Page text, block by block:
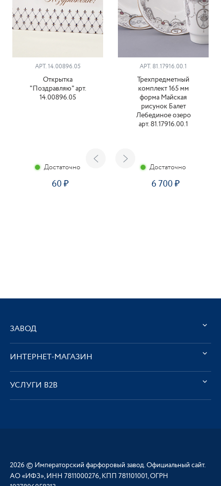
АРТ. 14.00896.05
Открытка
"Поздравляю" арт.
14.00896.05
Достаточно
60
АРТ. 81.17916.00.1
Трехпредметный
комплект 165 мм
форма Майская
рисунок Балет
Лебединое озеро
арт. 81.17916.00.1
Достаточно
6 700
ЗАВОД
ИНТЕРНЕТ-МАГАЗИН
УСЛУГИ В2В
2026 © Императорский фарфоровый завод. Официальный сайт.
АО «ИФЗ», ИНН 7811000276, КПП 781101001, ОГРН